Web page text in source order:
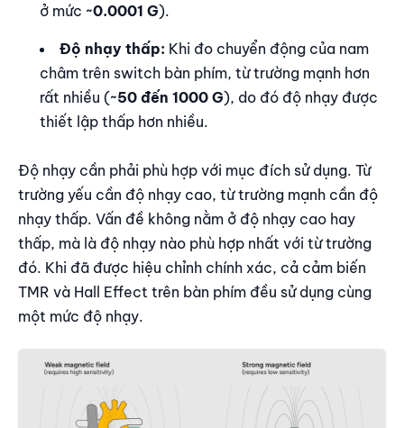
ở mức ~0.0001 G).
Độ nhạy thấp: Khi đo chuyển động của nam
châm trên switch bàn phím, từ trường mạnh hơn
rất nhiều (~50 đến 1000 G), do đó độ nhạy được
thiết lập thấp hơn nhiều.
Độ nhạy cần phải phù hợp với mục đích sử dụng. Từ
trường yếu cần độ nhạy cao, từ trường mạnh cần độ
nhạy thấp. Vấn đề không nằm ở độ nhạy cao hay
thấp, mà là độ nhạy nào phù hợp nhất với từ trường
đó. Khi đã được hiệu chỉnh chính xác, cả cảm biến
TMR và Hall Effect trên bàn phím đều sử dụng cùng
một mức độ nhạy.